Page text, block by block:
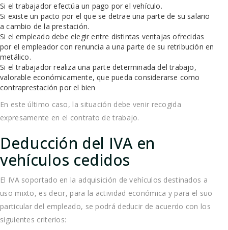
Si el trabajador efectúa un pago por el vehículo.
Si existe un pacto por el que se detrae una parte de su salario
a cambio de la prestación.
Si el empleado debe elegir entre distintas ventajas ofrecidas
por el empleador con renuncia a una parte de su retribución en
metálico.
Si el trabajador realiza una parte determinada del trabajo,
valorable económicamente, que pueda considerarse como
contraprestación por el bien
En este último caso, la situación debe venir recogida
expresamente en el contrato de trabajo.
Deducción del IVA en
vehículos cedidos
El IVA soportado en la adquisición de vehículos destinados a
uso mixto, es decir, para la actividad económica y para el suo
particular del empleado, se podrá deducir de acuerdo con los
siguientes criterios: